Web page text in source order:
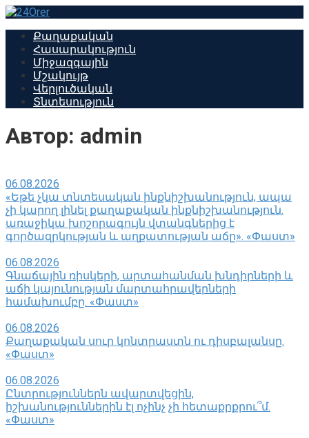
Перейти
контентуՔաղաքական
Հասարակություն
Միջազգային
Մշակույթ
Վերլուծական
Տնտեսություն
Автор: admin
06.08.2026
«Եթե չկա տնտեսական ինքնիշխանություն, ապա
չի կարող լինել քաղաքական ինքնիշխանություն.
առաջիկա խոշորագույն վտանգներից է
գործազրկության և աղքատության աճը». «Փաստ»
06.08.2026
Գնաճային ռիսկերի, արտահանման խնդիրների և
աճի կայունության մարտահրավերների
համախումբը. «Փաստ»
06.08.2026
Քաղաքական սուր կոնտրաստն ու դիսբալանսը.
«Փաստ»
06.08.2026
Ընտրություններն ավարտվեցին,
իշխանություններին էլ ոչինչ չի հետաքրքրու՞մ.
«Փաստ»